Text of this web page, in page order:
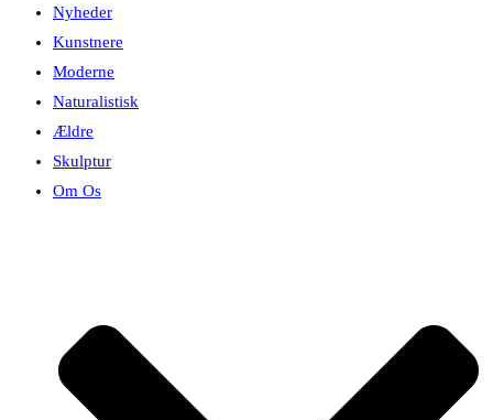
Nyheder
Kunstnere
Moderne
Naturalistisk
Ældre
Skulptur
Om Os